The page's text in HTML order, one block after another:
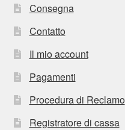
Consegna
Contatto
Il mio account
Pagamenti
Procedura di Reclamo
Registratore di cassa